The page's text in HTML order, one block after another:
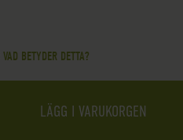
VAD BETYDER DETTA?
LÄGG I VARUKORGEN